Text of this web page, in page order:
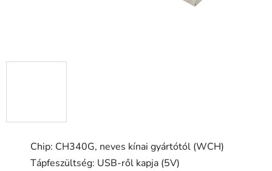
Chip: CH340G, neves kínai gyártótól (WCH)
Tápfeszültség: USB-ről kapja (5V)